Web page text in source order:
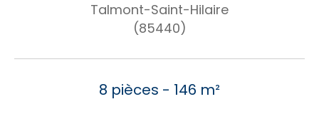
Talmont-Saint-Hilaire
(85440)
8 pièces - 146 m²
EXCLUSIVITÉS NOUVEAUTÉS